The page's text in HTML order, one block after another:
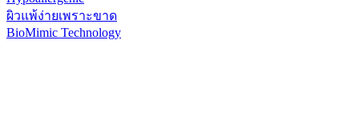
ผิวแพ้ง่ายเพราะขาด
BioMimic Technology